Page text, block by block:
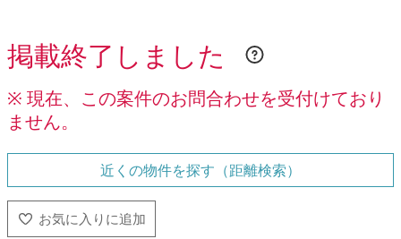
掲載終了しました
※ 現在、この案件のお問合わせを受付けており
ません。
近くの物件を探す（距離検索）